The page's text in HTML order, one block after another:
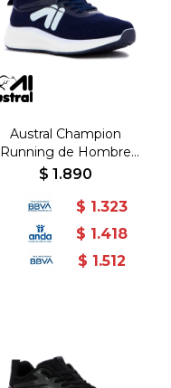
Austral Champion
Running de Hombre
BARCELONA -
Blanco
$ 1.890
$ 1.323
$ 1.418
$ 1.512